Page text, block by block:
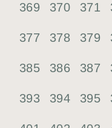
369 370 371
377 378 379
385 386 387
393 394 395